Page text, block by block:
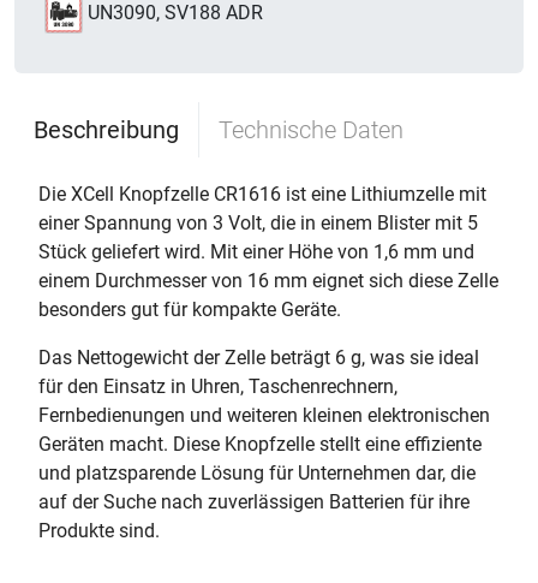
UN3090, SV188 ADR
Beschreibung Technische Daten
Die XCell Knopfzelle CR1616 ist eine Lithiumzelle mit
einer Spannung von 3 Volt, die in einem Blister mit 5
Stück geliefert wird. Mit einer Höhe von 1,6 mm und
einem Durchmesser von 16 mm eignet sich diese Zelle
besonders gut für kompakte Geräte.
Das Nettogewicht der Zelle beträgt 6 g, was sie ideal
für den Einsatz in Uhren, Taschenrechnern,
Fernbedienungen und weiteren kleinen elektronischen
Geräten macht. Diese Knopfzelle stellt eine effiziente
und platzsparende Lösung für Unternehmen dar, die
auf der Suche nach zuverlässigen Batterien für ihre
Produkte sind.